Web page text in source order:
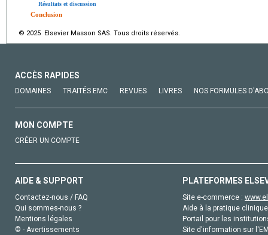
Résultats et discussion
Conclusion
© 2025 Elsevier Masson SAS. Tous droits réservés.
ACCÈS RAPIDES
DOMAINES TRAITÉS EMC REVUES LIVRES NOS FORMULES
MON COMPTE
CRÉER UN COMPTE
AIDE & SUPPORT
Contactez-nous / FAQ
Qui sommes-nous ?
Mentions légales
© - Avertissements
PLATEFORMES
Site e-commerce :
Aide à la pratique
Portail pour les
Site d'information sur